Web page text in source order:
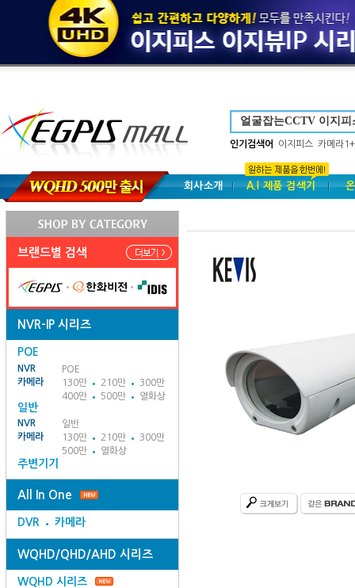
인기검색어 이지피스 카메라
회사소개 A.I 제품 검색기
브랜드별 검색
NVR-IP 시리즈
POE
NVR
POE
카메라
130만 210만
300만
400만
500만 열화상
일반
NVR
일반
카메라
130만 210만
300만
500만
열화상
주변기기
All In One
DVR 카메라
WQHD/QHD/AHD 시리즈
WQHD 시리즈